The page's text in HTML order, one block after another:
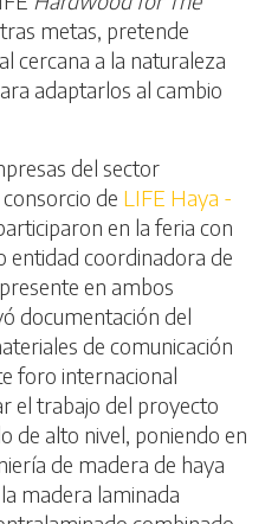
metas, pretende
cercana a la naturaleza
adaptarlos al cambio
del sector
de LIFE Haya -
en la feria con
entidad coordinadora de
en ambos
documentación del
de comunicación
foro internacional
el trabajo del proyecto
de alto nivel, poniendo en
de madera de haya
madera laminada